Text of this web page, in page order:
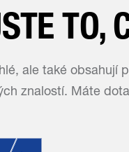
TO,
ale také
znalostí. Máte